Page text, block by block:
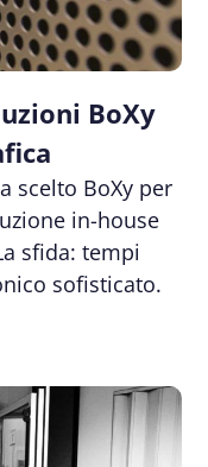
BoXy
scelto BoXy per
in-house
sfida: tempi
sofisticato.